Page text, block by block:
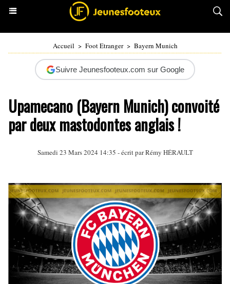
Accueil > Foot Etranger > Bayern Munich
Suivre Jeunesfooteux.com sur Google
Upamecano (Bayern Munich) convoité
par deux mastodontes anglais !
Samedi 23 Mars 2024 14:35 - écrit parRémy HÉRAULT